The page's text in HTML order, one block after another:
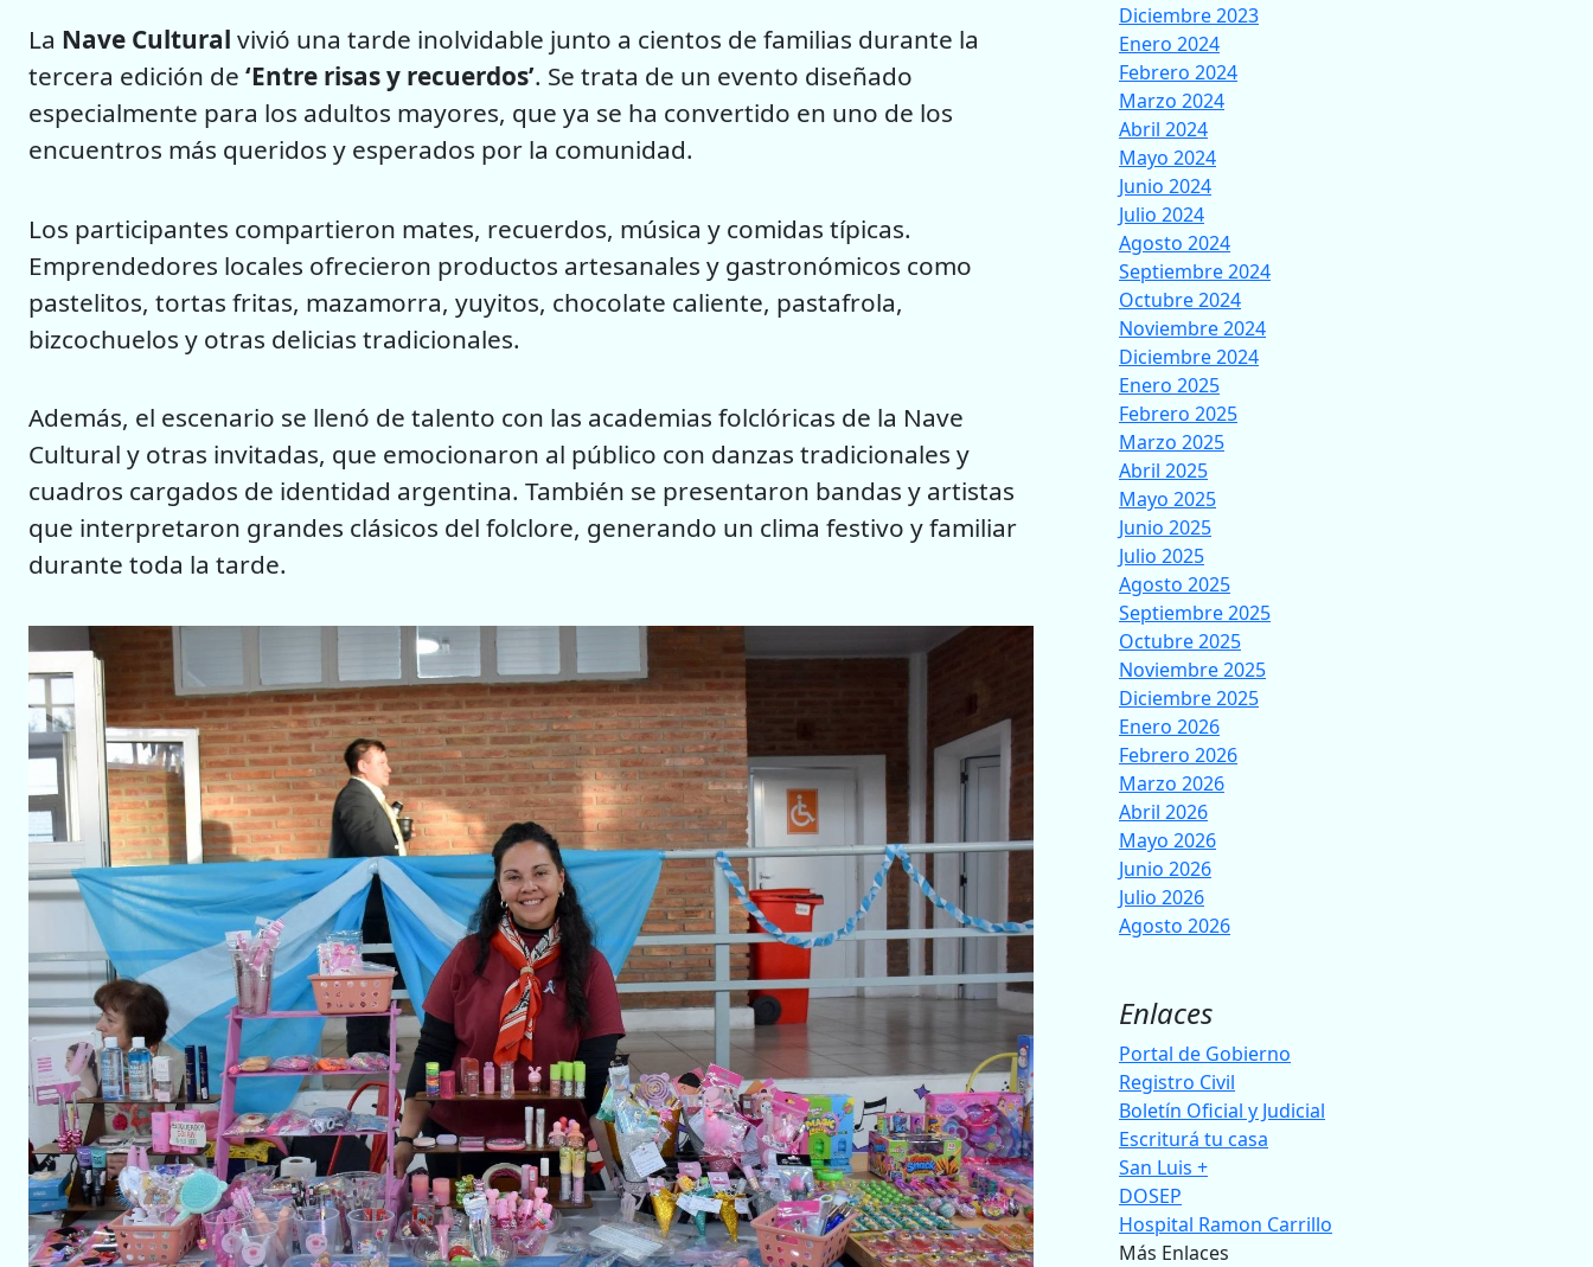
La Nave Cultural vivió una tarde inolvidable junto a cientos de familias durante la
tercera edición de ‘Entre risas y recuerdos’. Se trata de un evento diseñado
especialmente para los adultos mayores, que ya se ha convertido en uno de los
encuentros más queridos y esperados por la comunidad.
Los participantes compartieron mates, recuerdos, música y comidas típicas.
Emprendedores locales ofrecieron productos artesanales y gastronómicos como
pastelitos, tortas fritas, mazamorra, yuyitos, chocolate caliente, pastafrola,
bizcochuelos y otras delicias tradicionales.
Además, el escenario se llenó de talento con las academias folclóricas de la Nave
Cultural y otras invitadas, que emocionaron al público con danzas tradicionales y
cuadros cargados de identidad argentina. También se presentaron bandas y artistas
que interpretaron grandes clásicos del folclore, generando un clima festivo y familiar
durante toda la tarde.
Diciembre 2023
Enero 2024
Febrero 2024
Marzo 2024
Abril 2024
Mayo 2024
Junio 2024
Julio 2024
Agosto 2024
Septiembre 2024
Octubre 2024
Noviembre 2024
Diciembre 2024
Enero 2025
Febrero 2025
Marzo 2025
Abril 2025
Mayo 2025
Junio 2025
Julio 2025
Agosto 2025
Septiembre 2025
Octubre 2025
Noviembre 2025
Diciembre 2025
Enero 2026
Febrero 2026
Marzo 2026
Abril 2026
Mayo 2026
Junio 2026
Julio 2026
Agosto 2026
Enlaces
Portal de Gobierno
Registro Civil
Boletín Oficial y Judicial
Escriturá tu casa
San Luis +
DOSEP
Hospital Ramon Carrillo
Más Enlaces